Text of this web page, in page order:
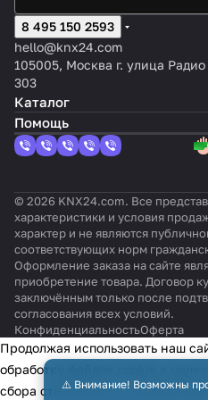
чер
ный
мат
овы
й
урой
совместн
о с
Heating
/ 2х-
пози
ционбелы
8 495 150 2593
hello@knx24.com
105005, Москва г. улица
303
Каталог
Помощь
© 2026 KNX24.com. Все
характеристики и условия
характер и не являются
соответствующих норм
Оформление заказа на сайте
приобретение товара. Договор
заключённым только после
согласования всех условий.
КонфиденциальностьОферта
⚠️ Внимание! Возможны
Продолжая использовать наш
обработку файлов cookie в
сбора статистики в